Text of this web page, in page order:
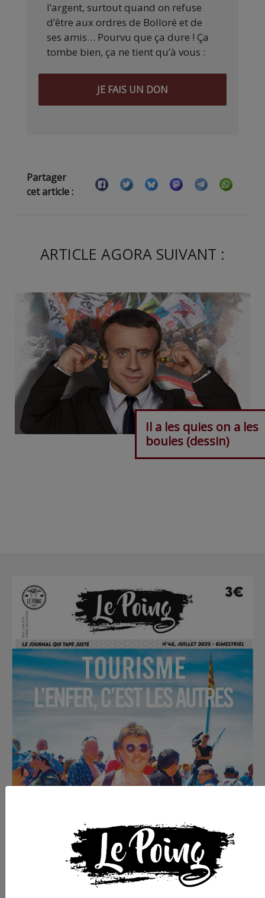
l’argent, surtout quand on refuse
d’être aux ordres de Bolloré et de
ses amis… Pourvu que ça dure ! Ça
tombe bien, ça ne tient qu’à vous :
JE FAIS UN DON
Partager
cet article :
ARTICLE AGORA SUIVANT :
Il a les quies on a les
boules (dessin)